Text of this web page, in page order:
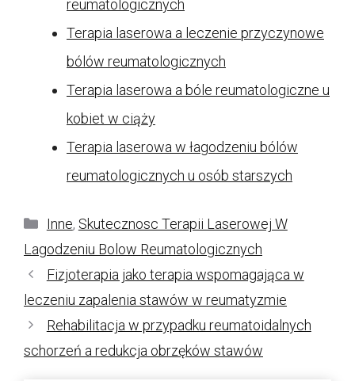
reumatologicznych
Terapia laserowa a leczenie przyczynowe
bólów reumatologicznych
Terapia laserowa a bóle reumatologiczne u
kobiet w ciąży
Terapia laserowa w łagodzeniu bólów
reumatologicznych u osób starszych
Kategorie
Inne, Skutecznosc Terapii Laserowej W
Lagodzeniu Bolow Reumatologicznych
Fizjoterapia jako terapia wspomagająca w
leczeniu zapalenia stawów w reumatyzmie
Rehabilitacja w przypadku reumatoidalnych
schorzeń a redukcja obrzęków stawów